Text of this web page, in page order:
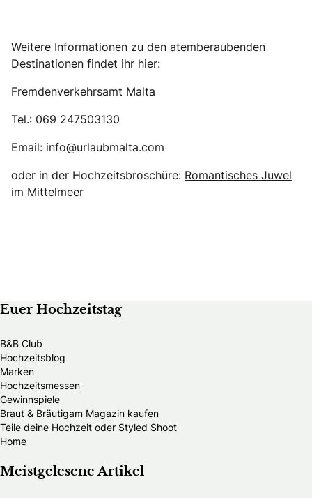
Weitere Informationen zu den atemberaubenden
Destinationen findet ihr hier:
Fremdenverkehrsamt Malta
Tel.: 069 247503130
Email: info@urlaubmalta.com
oder in der Hochzeitsbroschüre: Romantisches Juwel
im Mittelmeer
Euer Hochzeitstag
B&B Club
Hochzeitsblog
Marken
Hochzeitsmessen
Gewinnspiele
Braut & Bräutigam Magazin kaufen
Teile deine Hochzeit oder Styled Shoot
Home
Meistgelesene Artikel